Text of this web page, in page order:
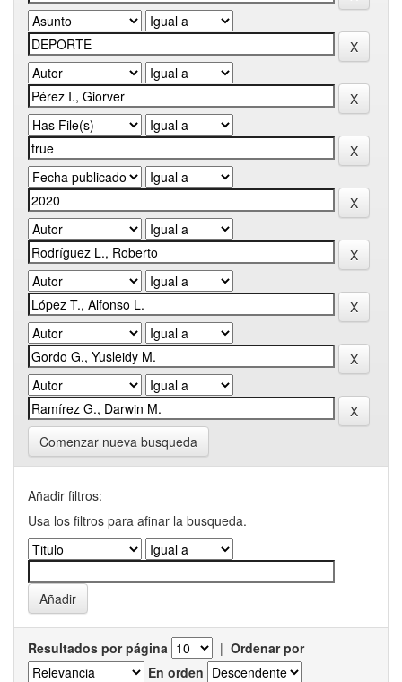
Comenzar nueva busqueda
Añadir filtros:
Usa los filtros para afinar la busqueda.
Resultados por página | Ordenar por
En orden